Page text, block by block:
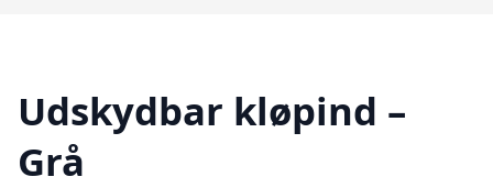
Udskydbar kløpind –
Grå